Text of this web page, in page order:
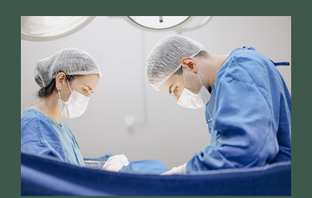
investigou com cuidado para
chegarmos a um diagnóstico,
me orientou sobre as
possibilidades para melhorar
minha qualidade de vida, tirou
todas as minhas dúvidas,
sempre com muita paciência.
Também coloquei o DIU com
ele e foi um procedimento
maravilhoso, ele me